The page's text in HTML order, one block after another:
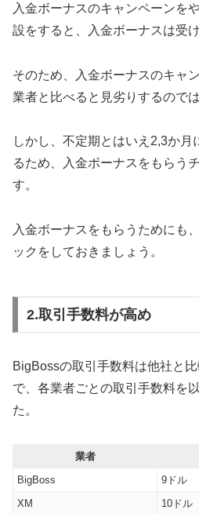
入金ボーナスのキャンペーンを
設をすると、入金ボーナスは受
そのため、入金ボーナスのキャ
業者と比べると見劣りするので
しかし、不定期とはいえ2,3か月
るため、入金ボーナスをもらう
す。
入金ボーナスをもらうためにも
ックをしておきましょう。
2.取引手数料が高め
BigBossの取引手数料は他社と
で、各業者ごとの取引手数料を
た。
業者
BigBoss
9ドル
XM
10ドル